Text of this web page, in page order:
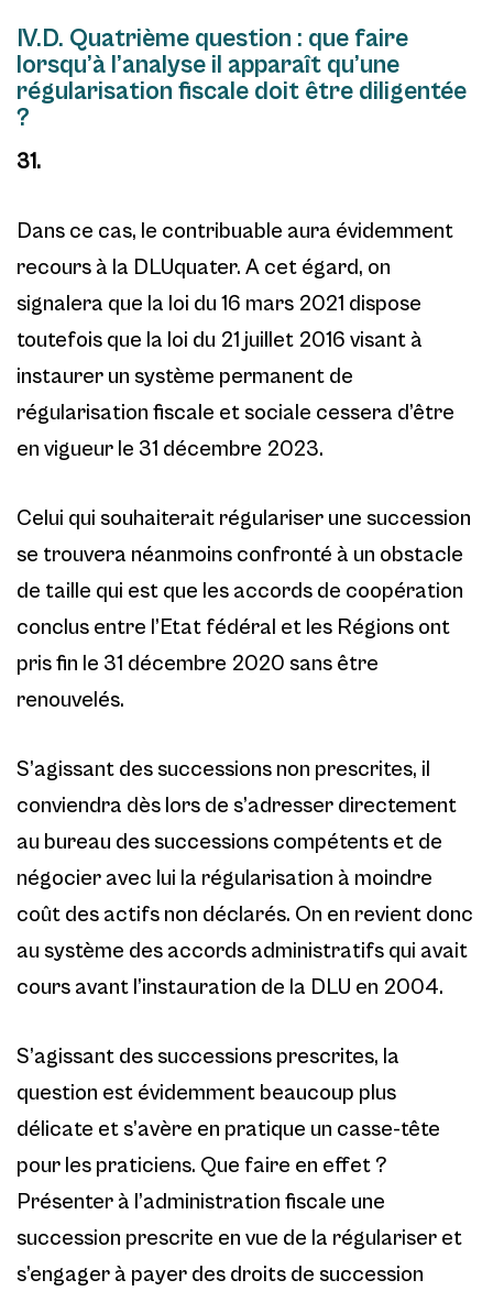
IV.D. Quatrième question : que faire
lorsqu’à l’analyse il apparaît qu’une
régularisation fiscale doit être diligentée
?
31.
Dans ce cas, le contribuable aura évidemment
recours à la DLUquater. A cet égard, on
signalera que la loi du 16 mars 2021 dispose
toutefois que la loi du 21 juillet 2016 visant à
instaurer un système permanent de
régularisation fiscale et sociale cessera d’être
en vigueur le 31 décembre 2023.
Celui qui souhaiterait régulariser une succession
se trouvera néanmoins confronté à un obstacle
de taille qui est que les accords de coopération
conclus entre l’Etat fédéral et les Régions ont
pris fin le 31 décembre 2020 sans être
renouvelés.
S’agissant des successions non prescrites, il
conviendra dès lors de s’adresser directement
au bureau des successions compétents et de
négocier avec lui la régularisation à moindre
coût des actifs non déclarés. On en revient donc
au système des accords administratifs qui avait
cours avant l’instauration de la DLU en 2004.
S’agissant des successions prescrites, la
question est évidemment beaucoup plus
délicate et s’avère en pratique un casse-tête
pour les praticiens. Que faire en effet ?
Présenter à l’administration fiscale une
succession prescrite en vue de la régulariser et
s’engager à payer des droits de succession